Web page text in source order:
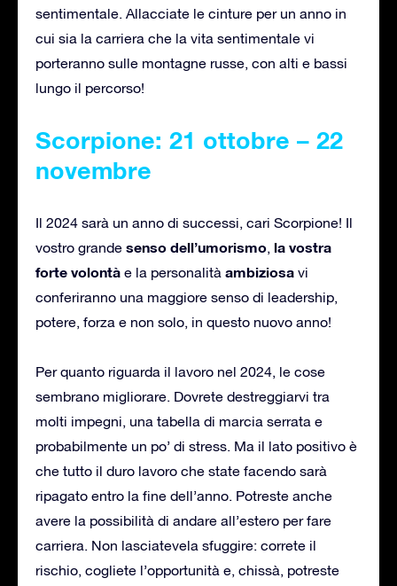
sentimentale. Allacciate le cinture per un anno in
cui sia la carriera che la vita sentimentale vi
porteranno sulle montagne russe, con alti e bassi
lungo il percorso!
Scorpione: 21 ottobre – 22
novembre
Il 2024 sarà un anno di successi, cari Scorpione! Il
vostro grande senso dell’umorismo, la vostra
forte volontà e la personalità ambiziosa vi
conferiranno una maggiore senso di leadership,
potere, forza e non solo, in questo nuovo anno!
Per quanto riguarda il lavoro nel 2024, le cose
sembrano migliorare. Dovrete destreggiarvi tra
molti impegni, una tabella di marcia serrata e
probabilmente un po’ di stress. Ma il lato positivo è
che tutto il duro lavoro che state facendo sarà
ripagato entro la fine dell’anno. Potreste anche
avere la possibilità di andare all’estero per fare
carriera. Non lasciatevela sfuggire: correte il
rischio, cogliete l’opportunità e, chissà, potreste